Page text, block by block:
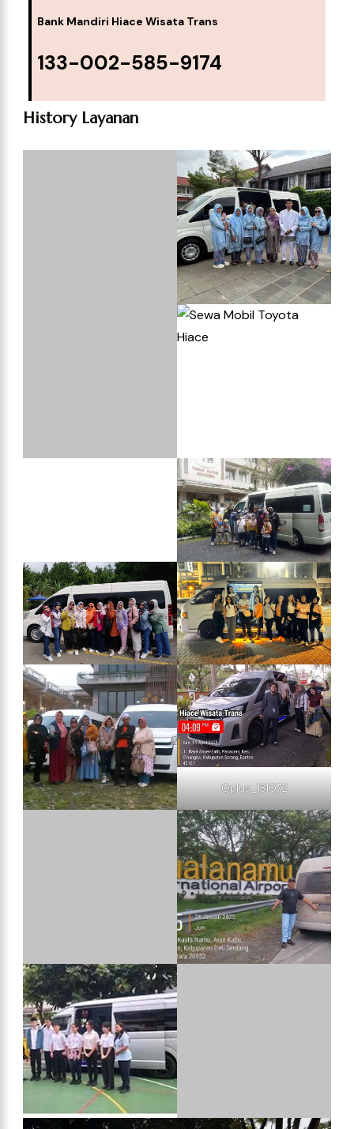
Bank Mandiri Hiace Wisata Trans
133-002-585-9174
History Layanan
Oplus_131072
Area Layanan Kami Dari